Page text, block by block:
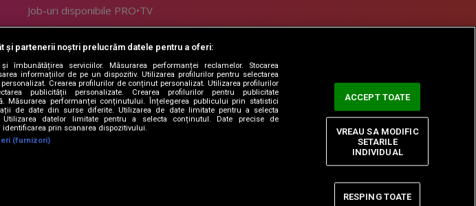
Job-uri disponibile PRO•TV
LIFESTYLE
Doctor de Bine
Acasă
Acasă Gold
Perfecte
DeBarbati
Contact
și partenerii noștri prelucrăm datele pentru a oferi:
și îmbunătățirea serviciilor. Măsurarea performanței reclamelor. Stocarea
informațiilor de pe un dispozitiv. Utilizarea profilurilor pentru selectarea
Crearea profilurilor de conținut personalizat. Utilizarea profilurilor
publicității personalizate. Crearea profilurilor pentru publicitate
Măsurarea performanței conținutului. Înțelegerea publicului prin statistici
de date din surse diferite. Utilizarea de date limitate pentru a selecta
Utilizarea datelor limitate pentru a selecta conținutul. Date precise de
identificarea prin scanarea dispozitivului.
(furnizori)
ACCEPT TOATE
RESPING TOATE
VREAU SA MODIFIC
SETARILE
INDIVIDUAL